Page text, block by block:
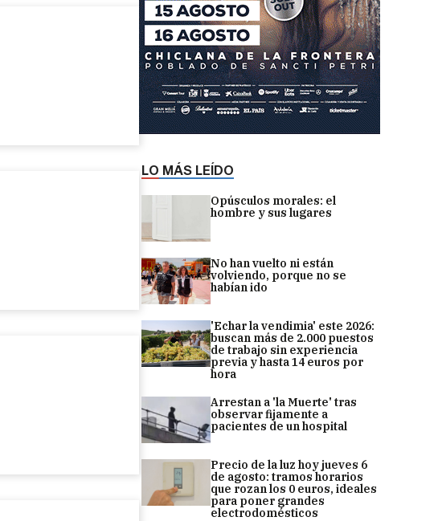
LO MÁS LEÍDO
Opúsculos morales: el
hombre y sus lugares
No han vuelto ni están
volviendo, porque no se
habían ido
'Echar la vendimia' este 2026:
buscan más de 2.000 puestos
de trabajo sin experiencia
previa y hasta 14 euros por
hora
Arrestan a 'la Muerte' tras
observar fijamente a
pacientes de un hospital
Precio de la luz hoy jueves 6
de agosto: tramos horarios
que rozan los 0 euros, ideales
para poner grandes
electrodomésticos